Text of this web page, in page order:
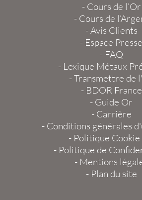
- Cours de l’Or
- Cours de
-Avis Clients
- Espace Presse
- FAQ
- Lexique Métaux
-Transmettre de
- BDOR France
- Guide Or
- Carrière
- Conditions générales
- Politique Cookie
- Politique de
- Mentions
- Plan du site